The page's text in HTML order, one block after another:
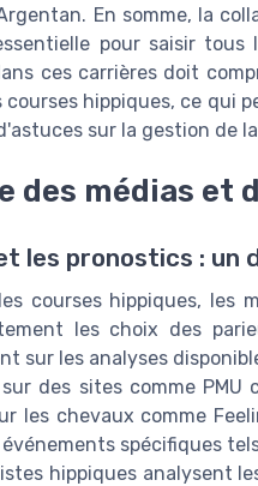
En somme, la
pour saisir
ces carrières doit
courses hippiques, ce qui
sur la gestion de
des médias et
les pronostics : un
courses hippiques, les
les choix des
sur les analyses
des sites comme
les chevaux comme
spécifiques
hippiques analysent